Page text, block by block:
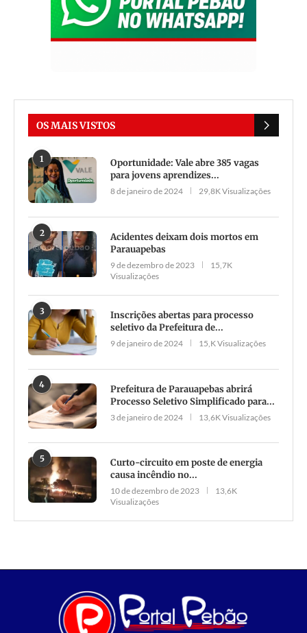
OS MAIS VISTOS
1
Oportunidade: Vale abre 385 vagas
para jovens aprendizes...
8 de janeiro de 2024 29,8K Visualizações
2
Acidentes deixam dois mortos em
Parauapebas
9 de dezembro de 2023
15,7K
Visualizações
3
Inscrições abertas para processo
seletivo da Prefeitura de...
9 de janeiro de 2024 15,K Visualizações
4
Prefeitura de Parauapebas abrirá
Processo Seletivo Simplificado para...
3 de janeiro de 2024 13,6K Visualizações
5
Curto-circuito em poste de energia
causa incêndio no...
10 de dezembro de 2023
13,6K
Visualizações